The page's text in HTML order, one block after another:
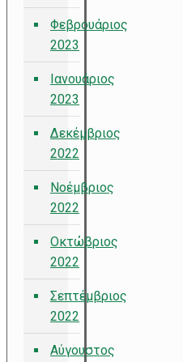
Φεβρουάριος
2023
Ιανουάριος
2023
Δεκέμβριος
2022
Νοέμβριος
2022
Οκτώβριος
2022
Σεπτέμβριος
2022
Αύγουστος